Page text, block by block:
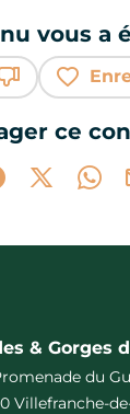
vous a
ce
sur
Partager
& Gorges
du
Villefranche-